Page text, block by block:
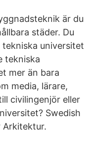
är du
städer. Du
universitet
tekniska
mer än bara
media, lärare,
civilingenjör eller
Swedish
Arkitektur.